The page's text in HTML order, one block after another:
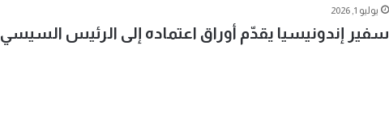
يوليو 1, 2026
سفير إندونيسيا يقدّم أوراق اعتماده إلى الرئيس السيسي